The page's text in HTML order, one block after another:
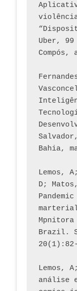
Uber,
Bahia,
Lemos,
D;
Brazil.
Lemos,
análise